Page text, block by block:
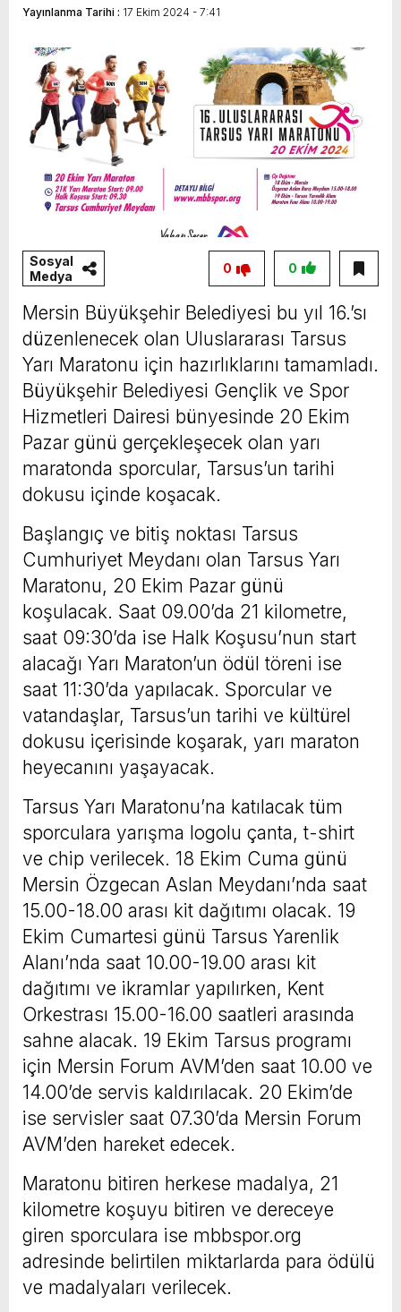
Vahap Seçer
Paylaşımda; Türkiye Belediyeler Birliği Başkanı
ve Mersin Büyükşehir Belediye Başkanımız
Sayın Vahap Seçer’i makamında ziyaret ettik.
Kentimiz başta olmak üzere yerel yönetimlere
ilişkin birçok konuda fikir alışverişinde
bulunduk. Ortak akıl ve iş birliğiyle hayata
geçireceğimiz çalışmalar üzerine verimli bir
kıymetli değerlendirmeleri için Başkanımız
Sayın Vahap Seçer’e teşekkür ediyorum.
Vahap Seçer
Yayınlanma Tarihi : 17 Ekim 2024 - 7:41
Sosyal
Medya
0
0
Mersin Büyükşehir Belediyesi bu yıl 16.’sı
düzenlenecek olan Uluslararası Tarsus
Yarı Maratonu için hazırlıklarını tamamladı.
Büyükşehir Belediyesi Gençlik ve Spor
Hizmetleri Dairesi bünyesinde 20 Ekim
Pazar günü gerçekleşecek olan yarı
maratonda sporcular, Tarsus’un tarihi
dokusu içinde koşacak.
Başlangıç ve bitiş noktası Tarsus
Cumhuriyet Meydanı olan Tarsus Yarı
Maratonu, 20 Ekim Pazar günü
koşulacak. Saat 09.00’da 21 kilometre,
saat 09:30’da ise Halk Koşusu’nun start
alacağı Yarı Maraton’un ödül töreni ise
saat 11:30’da yapılacak. Sporcular ve
vatandaşlar, Tarsus’un tarihi ve kültürel
dokusu içerisinde koşarak, yarı maraton
heyecanını yaşayacak.
Tarsus Yarı Maratonu’na katılacak tüm
sporculara yarışma logolu çanta, t-shirt
ve chip verilecek. 18 Ekim Cuma günü
Mersin Özgecan Aslan Meydanı’nda saat
15.00-18.00 arası kit dağıtımı olacak. 19
Ekim Cumartesi günü Tarsus Yarenlik
Alanı’nda saat 10.00-19.00 arası kit
dağıtımı ve ikramlar yapılırken, Kent
Orkestrası 15.00-16.00 saatleri arasında
sahne alacak. 19 Ekim Tarsus programı
için Mersin Forum AVM’den saat 10.00 ve
14.00’de servis kaldırılacak. 20 Ekim’de
ise servisler saat 07.30’da Mersin Forum
AVM’den hareket edecek.
Maratonu bitiren herkese madalya, 21
kilometre koşuyu bitiren ve dereceye
giren sporculara ise mbbspor.org
adresinde belirtilen miktarlarda para ödülü
ve madalyaları verilecek.